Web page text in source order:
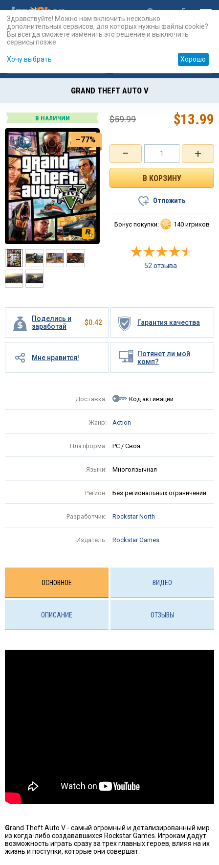
Карты Prepaid
GRAND THEFT AUTO V
В НАЛИЧИИ
–77%
Поделись и
заработай
$0.42 Гарантия качества
Мне нравится!
Потянет ли мой
комп?
Доставка: Код активации
Жанр: Action
Платформа: PC / Своя
Языки: Многоязычная
Регион: Без региональных ограничений
Разработчик: Rockstar North
Издатель: Rockstar Games
+
−
$13.99
$59.99
Отложить
Бонус покупки: 140 игриков
52 отзыва
ОСНОВНОЕ ВИДЕО
ОПИСАНИЕ ОТЗЫВЫ
Grand Theft Auto V - самый огромный и детализированный мир
из когда-либо создававшихся Rockstar Games. Игрокам дадут
возможность играть сразу за трех главных героев, влияя на их
жизнь и поступки, которые они совершат.
Здравствуйте! Можно нам включить несколько
дополнительных сервисов, для которых нужны файлы cookie?
Вы всегда сможете изменить это решение и выключить
сервисы позже.
Хочу выбрать Хорошо